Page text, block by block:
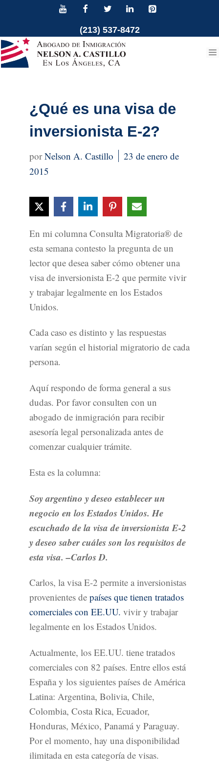
contenido
(213) 537-8472
¿Qué es una visa de
inversionista E-2?
Nelson A. Castillo
23 de enero de
2015
En mi columna Consulta Migratoria® de
esta semana contesto la pregunta de un
lector que desea saber cómo obtener una
visa de inversionista E-2 que permite vivir
y trabajar legalmente en los Estados
Unidos.
Cada caso es distinto y las respuestas
varían según el historial migratorio de cada
persona.
Aquí respondo de forma general a sus
dudas. Por favor consulten con un
abogado de inmigración para recibir
asesoría legal personalizada antes de
comenzar cualquier trámite.
Esta es la columna:
Soy argentino y deseo establecer un
negocio en los Estados Unidos. He
escuchado de la visa de inversionista E-2
y deseo saber cuáles son los requisitos de
esta visa. –Carlos D.
Carlos, la visa E-2 permite a inversionistas
provenientes de países que tienen tratados
comerciales con EE.UU. vivir y trabajar
legalmente en los Estados Unidos.
Actualmente, los EE.UU. tiene tratados
comerciales con 82 países. Entre ellos está
España y los siguientes países de América
Latina: Argentina, Bolivia, Chile,
Colombia, Costa Rica, Ecuador,
Honduras, México, Panamá y Paraguay.
Por el momento, hay una disponibilidad
ilimitada en esta categoría de visas.